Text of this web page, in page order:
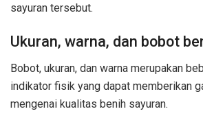
sayuran tersebut.
Ukuran, warna, dan bobot
Bobot, ukuran, dan warna merupakan
indikator fisik yang dapat memberikan
mengenai kualitas benih sayuran.